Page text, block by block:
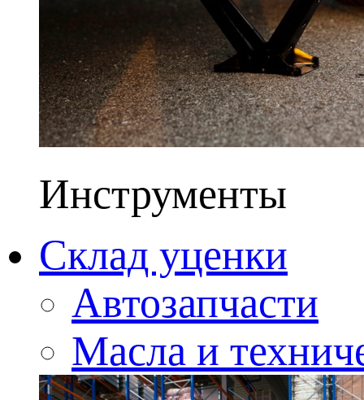
Инструменты
Склад уценки
Автозапчасти
Масла и